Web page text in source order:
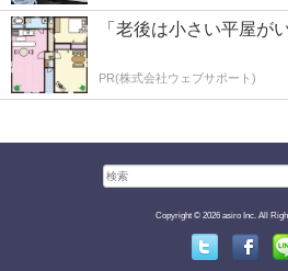
「老後は小さい平屋が
PR(株式会社ウェブサポート)
Copyright © 2026 asiro Inc. All